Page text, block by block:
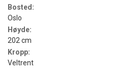
Bosted:
Oslo
Høyde:
202 cm
Kropp:
Veltrent